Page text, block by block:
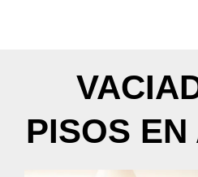
PISOS EN